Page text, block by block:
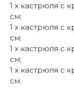
1 х кастрюля с
см;
1 х кастрюля с
см;
1 х кастрюля с
см;
1 х кастрюля с
см.